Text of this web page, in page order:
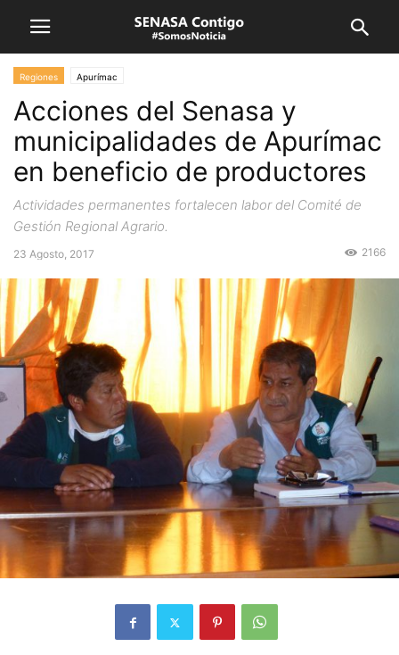
Regiones Apurímac
Acciones del Senasa y
municipalidades de Apurímac
en beneficio de productores
Actividades permanentes fortalecen labor del Comité de
Gestión Regional Agrario.
23 Agosto, 2017 2166